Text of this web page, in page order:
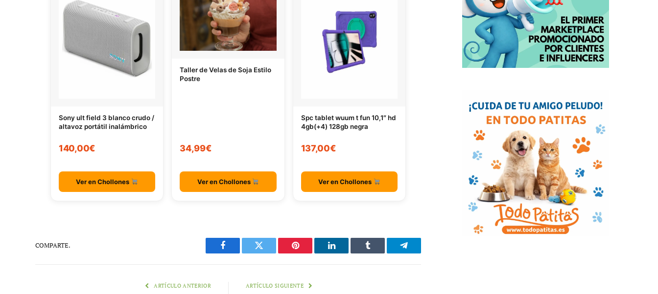
Sony ult field 3 blanco crudo /
altavoz portátil inalámbrico
140,00€
Ver en Chollones
Taller de Velas de Soja Estilo
Postre
34,99€
Ver en Chollones
Spc tablet wuum t fun 10,1″ hd
4gb(+4) 128gb negra
137,00€
Ver en Chollones
COMPARTE.
Facebook Twitter Pinterest LinkedIn Tumblr Telegram
ARTÍCULO ANTERIOR ARTÍCULO SIGUIENTE